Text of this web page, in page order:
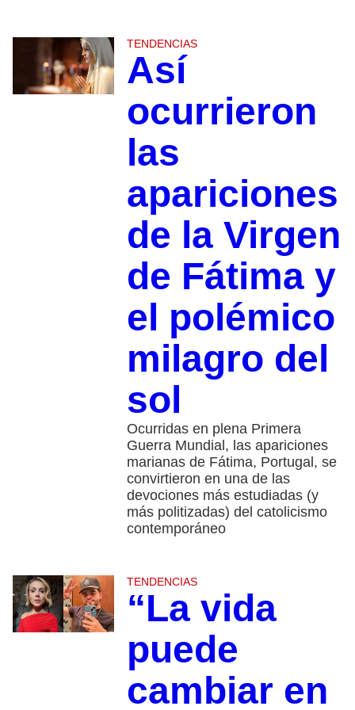
TENDENCIAS
Así
ocurrieron
las
apariciones
de la Virgen
de Fátima y
el polémico
milagro del
sol
Ocurridas en plena Primera
Guerra Mundial, las apariciones
marianas de Fátima, Portugal, se
convirtieron en una de las
devociones más estudiadas (y
más politizadas) del catolicismo
contemporáneo
TENDENCIAS
“La vida
puede
cambiar en